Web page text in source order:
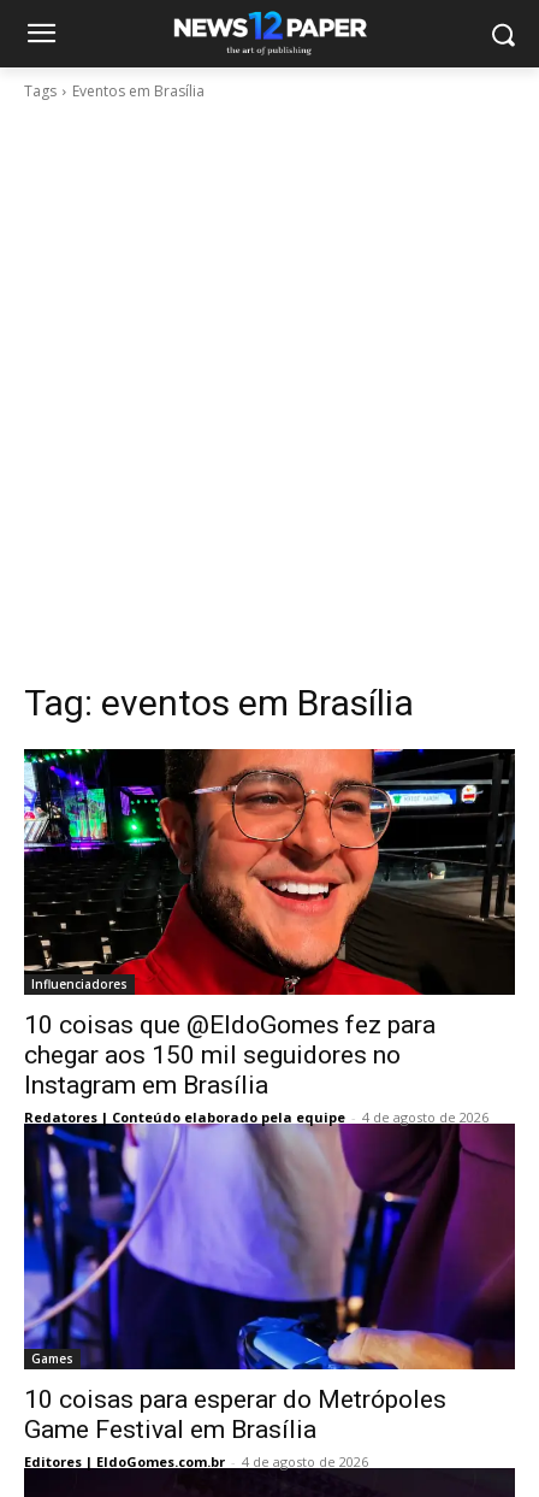
Tags Eventos em Brasília
Tag: eventos em Brasília
Influenciadores
10 coisas que @EldoGomes fez para
chegar aos 150 mil seguidores no
Instagram em Brasília
Redatores | Conteúdo elaborado pela equipe - 4 de agosto de 2026
Games
10 coisas para esperar do Metrópoles
Game Festival em Brasília
Editores | EldoGomes.com.br - 4 de agosto de 2026